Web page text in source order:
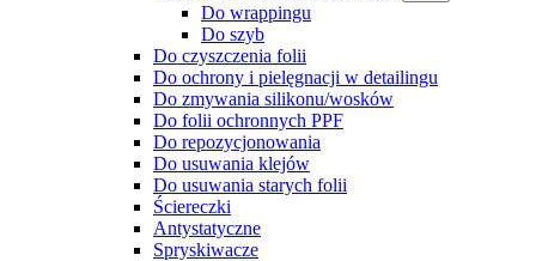
Do wrappingu
Do szyb
Do czyszczenia folii
Do ochrony i pielęgnacji w detailingu
Do zmywania silikonu/wosków
Do folii ochronnych PPF
Do repozycjonowania
Do usuwania klejów
Do usuwania starych folii
Ściereczki
Antystatyczne
Spryskiwacze